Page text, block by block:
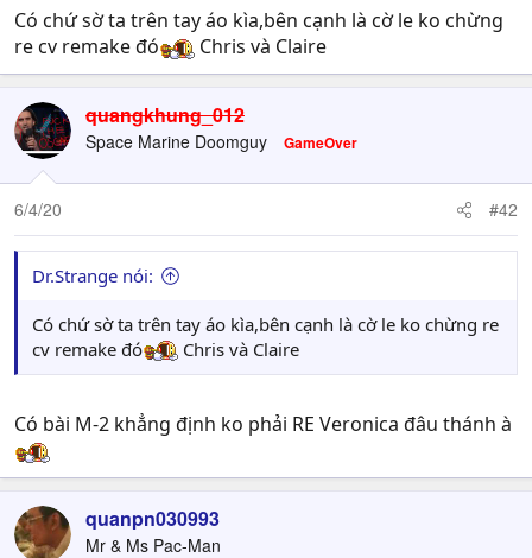
Có chứ sờ ta trên tay áo kìa,bên cạnh là cờ le ko chừng
re cv remake đó
Chris và Claire
quangkhung_012
Space Marine Doomguy GameOver
6/4/20 #42
Dr.Strange nói:
Có chứ sờ ta trên tay áo kìa,bên cạnh là cờ le ko chừng re
cv remake đó
Chris và Claire
Có bài M-2 khẳng định ko phải RE Veronica đâu thánh à
quanpn030993
Mr & Ms Pac-Man